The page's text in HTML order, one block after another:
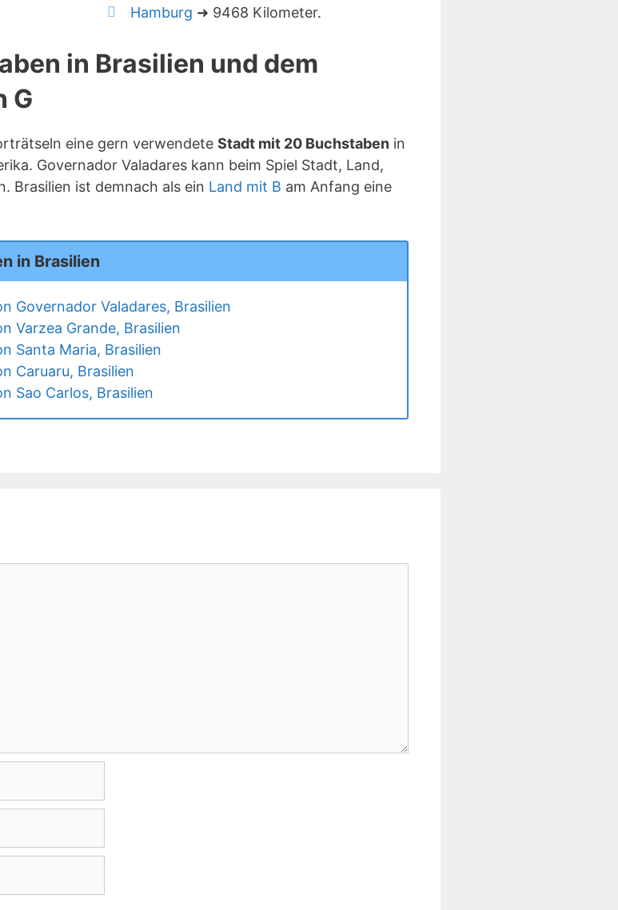
Hamburg ➜ 9468 Kilometer.
in Brasilien und dem
G
eine gern verwendete Stadt mit 20 Buchstaben in
Governador Valadares kann beim Spiel Stadt, Land,
Brasilien ist demnach als ein Land mit B am Anfang eine
in Brasilien
Governador Valadares, Brasilien
Varzea Grande, Brasilien
Santa Maria, Brasilien
Caruaru, Brasilien
Sao Carlos, Brasilien